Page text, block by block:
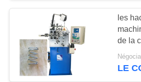
NOUVELLES
DEMANDEZ
UNE
Machine à
les
de la
LE